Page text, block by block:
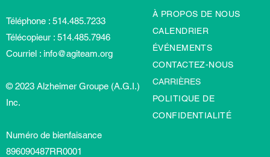
Téléphone : 514.485.7233
Télécopieur : 514.485.7946
Courriel : info@agiteam.org
© 2023 Alzheimer Groupe (A.G.I.)
Inc.
Numéro de bienfaisance
896090487RR0001
À PROPOS DE NOUS
CALENDRIER
ÉVÉNEMENTS
CONTACTEZ-NOUS
CARRIÈRES
POLITIQUE DE
CONFIDENTIALITÉ